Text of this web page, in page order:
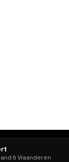
& Vlaanderen